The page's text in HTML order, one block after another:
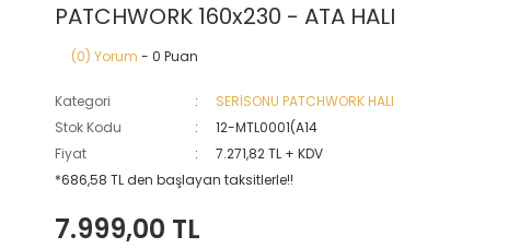
PATCHWORK 160x230 - ATA HALI
(0) Yorum - 0 Puan
Kategori
SERİSONU PATCHWORK HALI
Stok Kodu
12-MTL0001(A14
Fiyat
7.271,82 TL + KDV
*686,58 TL den başlayan taksitlerle!!
7.999,00 TL